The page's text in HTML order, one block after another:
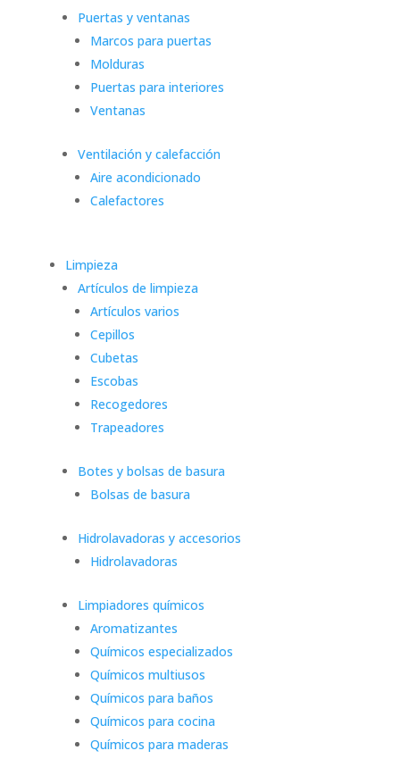
Puertas y ventanas
Marcos para puertas
Molduras
Puertas para interiores
Ventanas
Ventilación y calefacción
Aire acondicionado
Calefactores
Limpieza
Artículos de limpieza
Artículos varios
Cepillos
Cubetas
Escobas
Recogedores
Trapeadores
Botes y bolsas de basura
Bolsas de basura
Hidrolavadoras y accesorios
Hidrolavadoras
Limpiadores químicos
Aromatizantes
Químicos especializados
Químicos multiusos
Químicos para baños
Químicos para cocina
Químicos para maderas